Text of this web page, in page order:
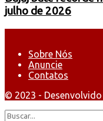
julho de 2026
Sobre Nós
Anuncie
Contatos
© 2023 -